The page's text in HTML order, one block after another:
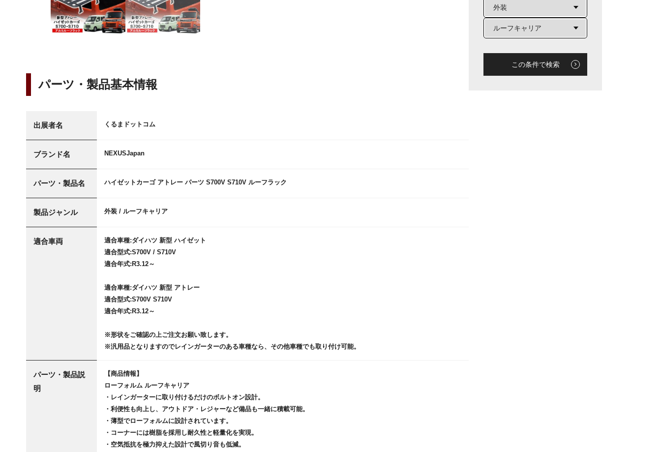
パーツ・製品基本情報
出展者名 くるまドットコム
ブランド名 NEXUSJapan
パーツ・製品名 ハイゼットカーゴ アトレー パーツ S700V S710V ルーフラック
製品ジャンル 外装 / ルーフキャリア
適合車両
適合車種:ダイハツ 新型 ハイゼット
適合型式:S700V / S710V
適合年式:R3.12～
適合車種:ダイハツ 新型 アトレー
適合型式:S700V S710V
適合年式:R3.12～
※形状をご確認の上ご注文お願い致します。
※汎用品となりますのでレインガーターのある車種なら、その他車種でも取り付け可能。
パーツ・製品説
明
【商品情報】
ローフォルム ルーフキャリア
・レインガーターに取り付けるだけのボルトオン設計。
・利便性も向上し、アウトドア・レジャーなど備品も一緒に積載可能。
・薄型でローフォルムに設計されています。
・コーナーには樹脂を採用し耐久性と軽量化を実現。
・空気抵抗を極力抑えた設計で風切り音も低減。
この条件で検索